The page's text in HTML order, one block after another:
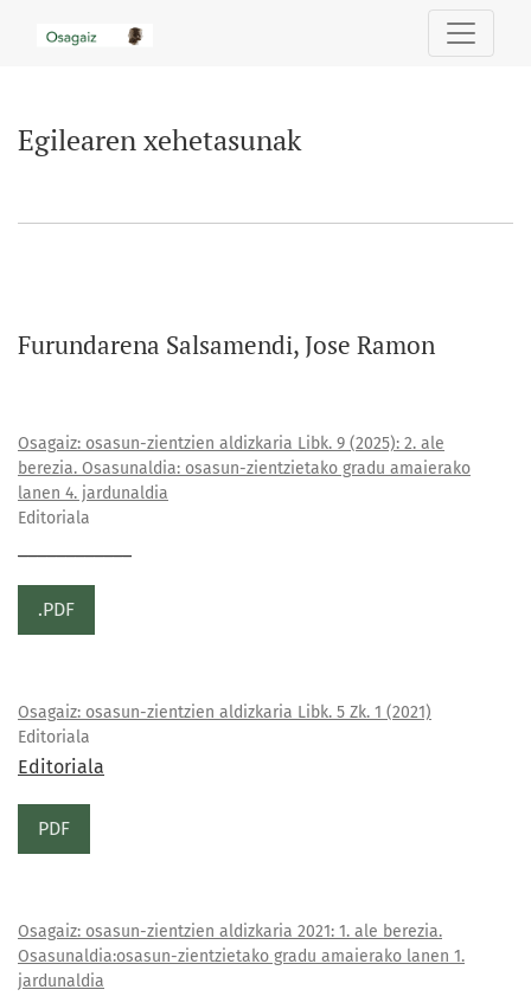
Egilearen xehetasunak
Furundarena Salsamendi, Jose Ramon
Osagaiz: osasun-zientzien aldizkaria Libk. 9 (2025): 2. ale
berezia. Osasunaldia: osasun-zientzietako gradu amaierako
lanen 4. jardunaldia
Editoriala
.PDF
Osagaiz: osasun-zientzien aldizkaria Libk. 5 Zk. 1 (2021)
Editoriala
Editoriala
PDF
Osagaiz: osasun-zientzien aldizkaria 2021: 1. ale berezia.
Osasunaldia:osasun-zientzietako gradu amaierako lanen 1.
jardunaldia